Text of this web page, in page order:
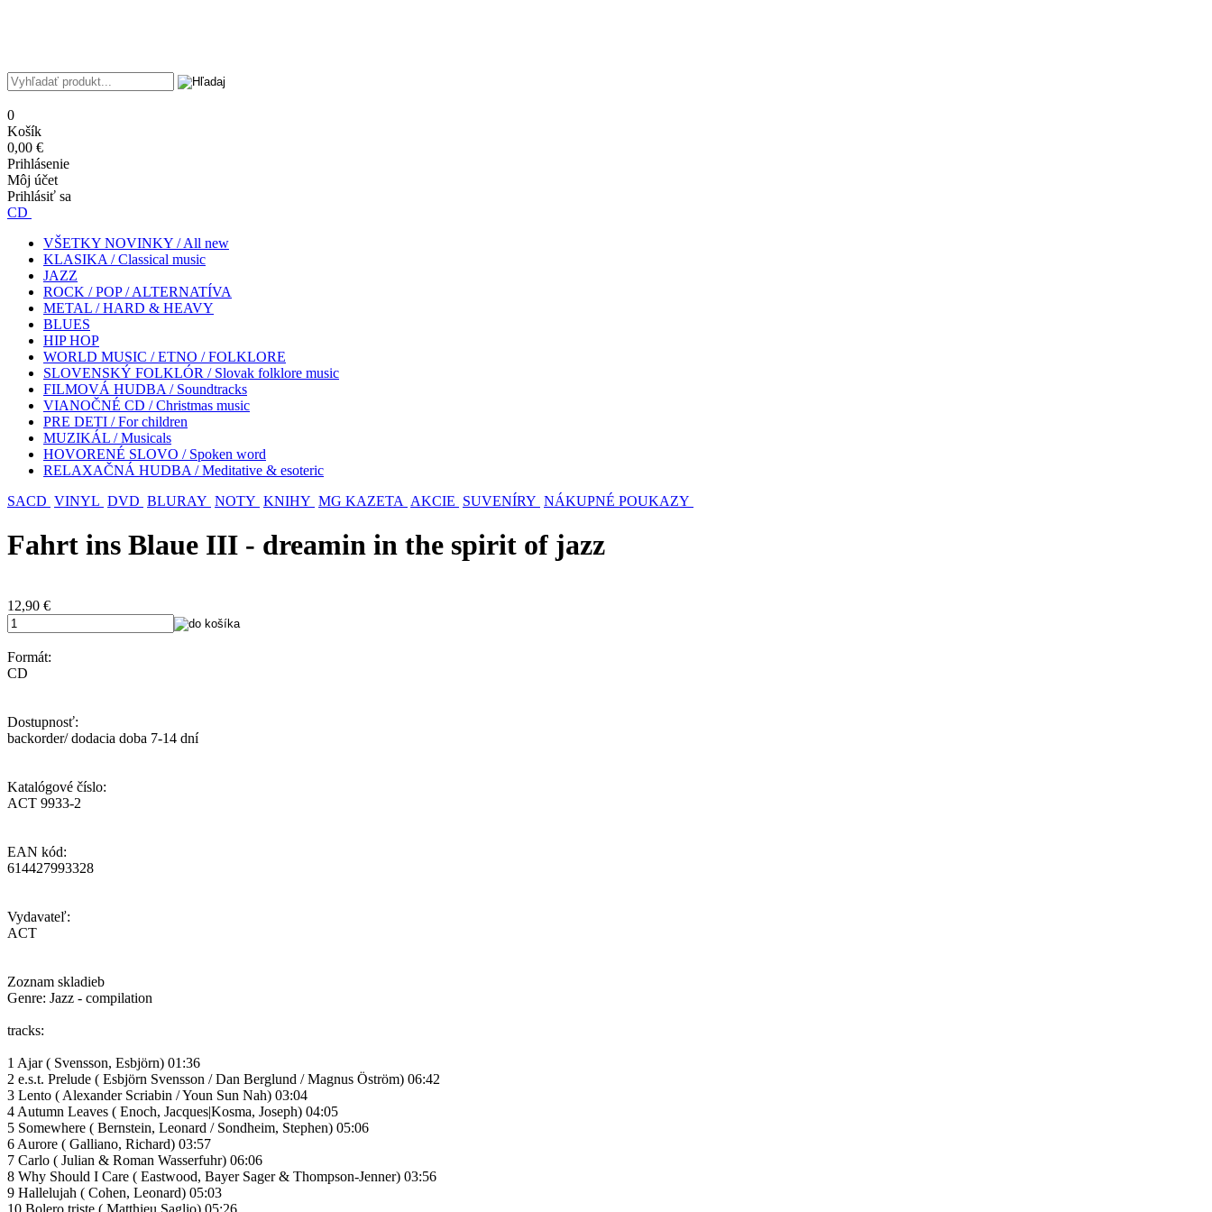
0
Košík
0,00 €
Prihlásenie
Môj účet
Prihlásiť sa
CD
VŠETKY NOVINKY / All new
KLASIKA / Classical music
JAZZ
ROCK / POP / ALTERNATÍVA
METAL / HARD & HEAVY
BLUES
HIP HOP
WORLD MUSIC / ETNO / FOLKLORE
SLOVENSKÝ FOLKLÓR / Slovak folklore music
FILMOVÁ HUDBA / Soundtracks
VIANOČNÉ CD / Christmas music
PRE DETI / For children
MUZIKÁL / Musicals
HOVORENÉ SLOVO / Spoken word
RELAXAČNÁ HUDBA / Meditative & esoteric
SACD VINYL DVD BLURAY NOTY KNIHY MG KAZETA AKCIE SUVENÍRY NÁKUPNÉ POUKAZY
Fahrt ins Blaue III - dreamin in the spirit of jazz
12,90 €
Formát:
CD
Dostupnosť:
backorder/ dodacia doba 7-14 dní
Katalógové číslo:
ACT 9933-2
EAN kód:
614427993328
Vydavateľ:
ACT
Zoznam skladieb
Genre: Jazz - compilation
tracks:
1 Ajar ( Svensson, Esbjörn) 01:36
2 e.s.t. Prelude ( Esbjörn Svensson / Dan Berglund / Magnus Öström) 06:42
3 Lento ( Alexander Scriabin / Youn Sun Nah) 03:04
4 Autumn Leaves ( Enoch, Jacques|Kosma, Joseph) 04:05
5 Somewhere ( Bernstein, Leonard / Sondheim, Stephen) 05:06
6 Aurore ( Galliano, Richard) 03:57
7 Carlo ( Julian & Roman Wasserfuhr) 06:06
8 Why Should I Care ( Eastwood, Bayer Sager & Thompson-Jenner) 03:56
9 Hallelujah ( Cohen, Leonard) 05:03
10 Bolero triste ( Matthieu Saglio) 05:26